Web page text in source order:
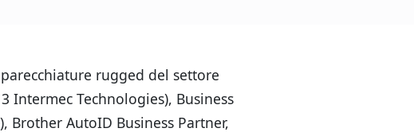
rugged del settore
Intermec Technologies), Business
Brother AutoID Business Partner,